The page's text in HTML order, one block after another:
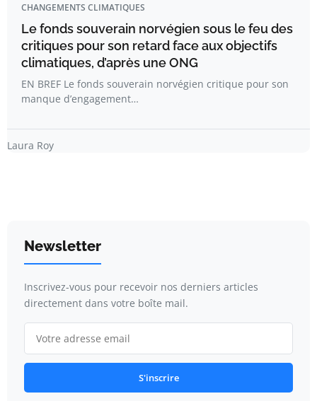
CHANGEMENTS CLIMATIQUES
Le fonds souverain norvégien sous le feu des
critiques pour son retard face aux objectifs
climatiques, d’après une ONG
EN BREF Le fonds souverain norvégien critique pour son
manque d’engagement…
Laura Roy
Newsletter
Inscrivez-vous pour recevoir nos derniers articles
directement dans votre boîte mail.
S'inscrire